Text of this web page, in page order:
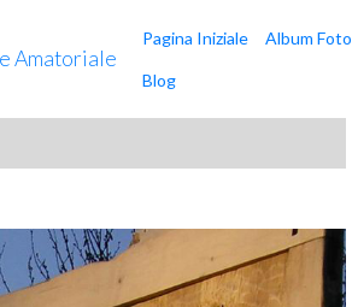
Amatoriale
Pagina Iniziale Album Foto
Blog